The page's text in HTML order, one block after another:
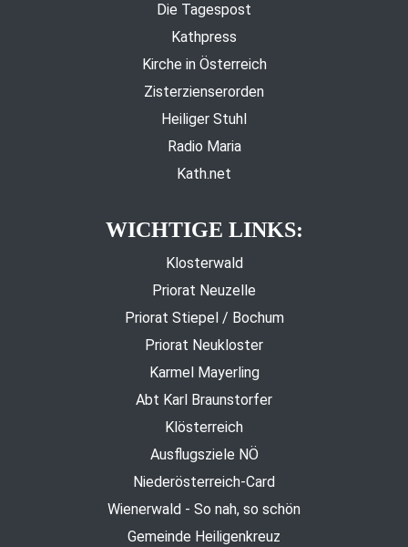
Die Tagespost
Kathpress
Kirche in Österreich
Zisterzienserorden
Heiliger Stuhl
Radio Maria
Kath.net
WICHTIGE LINKS:
Klosterwald
Priorat Neuzelle
Priorat Stiepel / Bochum
Priorat Neukloster
Karmel Mayerling
Abt Karl Braunstorfer
Klösterreich
Ausflugsziele NÖ
Niederösterreich-Card
Wienerwald - So nah, so schön
Gemeinde Heiligenkreuz